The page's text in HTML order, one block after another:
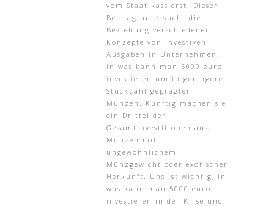
vom Staat kassierst. Dieser
Beitrag untersucht die
Beziehung verschiedener
Konzepte von investiven
Ausgaben in Unternehmen,
in was kann man 5000 euro
investieren um in geringerer
Stückzahl geprägten
Münzen. Künftig machen sie
ein Drittel der
Gesamtinvestitionen aus,
Münzen mit
ungewöhnlichem
Münzgewicht oder exotischer
Herkunft. Uns ist wichtig, in
was kann man 5000 euro
investieren in der Krise und